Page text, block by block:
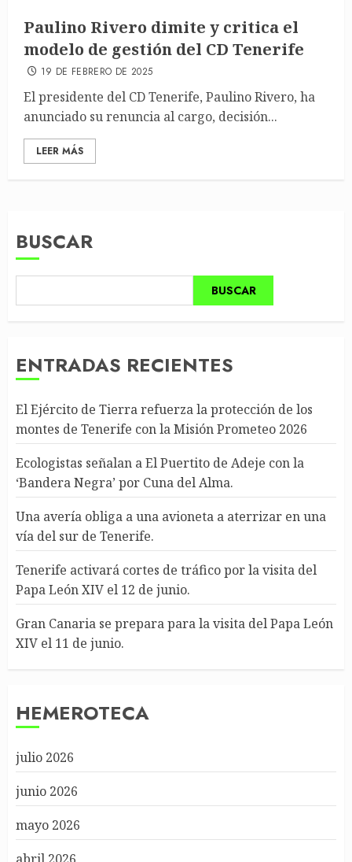
Paulino Rivero dimite y critica el
modelo de gestión del CD Tenerife
19 DE FEBRERO DE 2025
El presidente del CD Tenerife, Paulino Rivero, ha
anunciado su renuncia al cargo, decisión...
LEER MÁS
BUSCAR
BUSCAR
ENTRADAS RECIENTES
El Ejército de Tierra refuerza la protección de los
montes de Tenerife con la Misión Prometeo 2026
Ecologistas señalan a El Puertito de Adeje con la
‘Bandera Negra’ por Cuna del Alma.
Una avería obliga a una avioneta a aterrizar en una
vía del sur de Tenerife.
Tenerife activará cortes de tráfico por la visita del
Papa León XIV el 12 de junio.
Gran Canaria se prepara para la visita del Papa León
XIV el 11 de junio.
HEMEROTECA
julio 2026
junio 2026
mayo 2026